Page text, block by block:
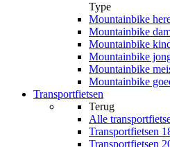
Type
Mountainbike
Mountainbike
Mountainbike
Mountainbike
Mountainbike
Mountainbike
Transportfietsen
Terug
Alle
Transportfietsen
Transportfietsen